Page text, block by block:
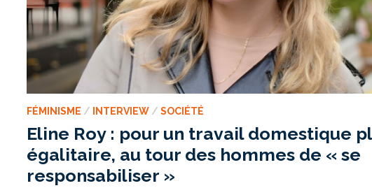
FÉMINISME / INTERVIEW /SOCIÉTÉ
Eline Roy : pour un travail domestique
égalitaire, au tour des hommes de « se
responsabiliser »